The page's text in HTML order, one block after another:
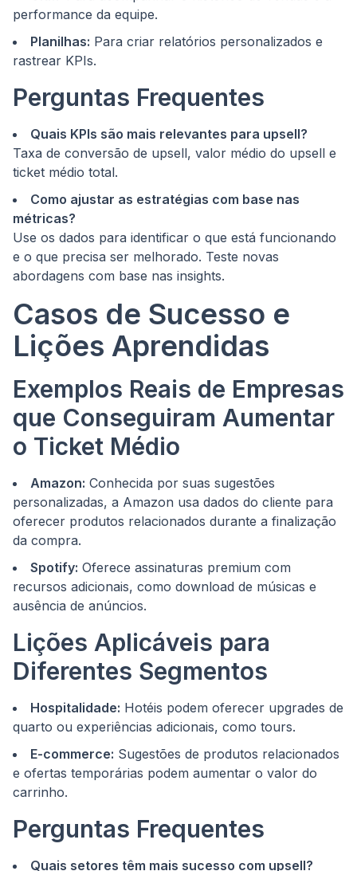
performance da equipe.
Planilhas: Para criar relatórios personalizados e
rastrear KPIs.
Perguntas Frequentes
Quais KPIs são mais relevantes para upsell?
Taxa de conversão de upsell, valor médio do upsell e
ticket médio total.
Como ajustar as estratégias com base nas
métricas?
Use os dados para identificar o que está funcionando
e o que precisa ser melhorado. Teste novas
abordagens com base nas insights.
Casos de Sucesso e
Lições Aprendidas
Exemplos Reais de Empresas
que Conseguiram Aumentar
o Ticket Médio
Amazon: Conhecida por suas sugestões
personalizadas, a Amazon usa dados do cliente para
oferecer produtos relacionados durante a finalização
da compra.
Spotify: Oferece assinaturas premium com
recursos adicionais, como download de músicas e
ausência de anúncios.
Lições Aplicáveis para
Diferentes Segmentos
Hospitalidade: Hotéis podem oferecer upgrades de
quarto ou experiências adicionais, como tours.
E-commerce: Sugestões de produtos relacionados
e ofertas temporárias podem aumentar o valor do
carrinho.
Perguntas Frequentes
Quais setores têm mais sucesso com upsell?